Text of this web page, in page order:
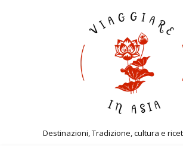
Destinazioni, Tradizione, cultura e